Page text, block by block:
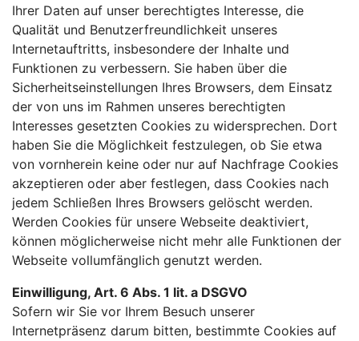
Ihrer Daten auf unser berechtigtes Interesse, die
Qualität und Benutzerfreundlichkeit unseres
Internetauftritts, insbesondere der Inhalte und
Funktionen zu verbessern. Sie haben über die
Sicherheitseinstellungen Ihres Browsers, dem Einsatz
der von uns im Rahmen unseres berechtigten
Interesses gesetzten Cookies zu widersprechen. Dort
haben Sie die Möglichkeit festzulegen, ob Sie etwa
von vornherein keine oder nur auf Nachfrage Cookies
akzeptieren oder aber festlegen, dass Cookies nach
jedem Schließen Ihres Browsers gelöscht werden.
Werden Cookies für unsere Webseite deaktiviert,
können möglicherweise nicht mehr alle Funktionen der
Webseite vollumfänglich genutzt werden.
Einwilligung, Art. 6 Abs. 1 lit. a DSGVO
Sofern wir Sie vor Ihrem Besuch unserer
Internetpräsenz darum bitten, bestimmte Cookies auf